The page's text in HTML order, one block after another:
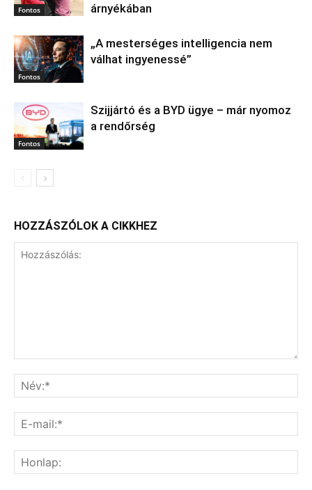
Fontos
árnyékában
Fontos
„A mesterséges intelligencia nem
válhat ingyenessé”
Fontos
Szijjártó és a BYD ügye – már nyomoz
a rendőrség
HOZZÁSZÓLOK A CIKKHEZ